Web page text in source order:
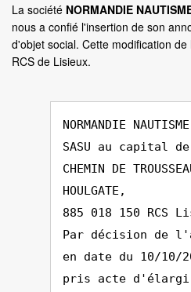
La société NORMANDIE
nous a confié l'insertion de son
d'objet social. Cette modification
RCS de Lisieux.
NORMANDIE NAUTISME
SASU au capital
CHEMIN DE
HOULGATE,
885 018 150 RCS
Par décision de
en date du 10/
pris acte